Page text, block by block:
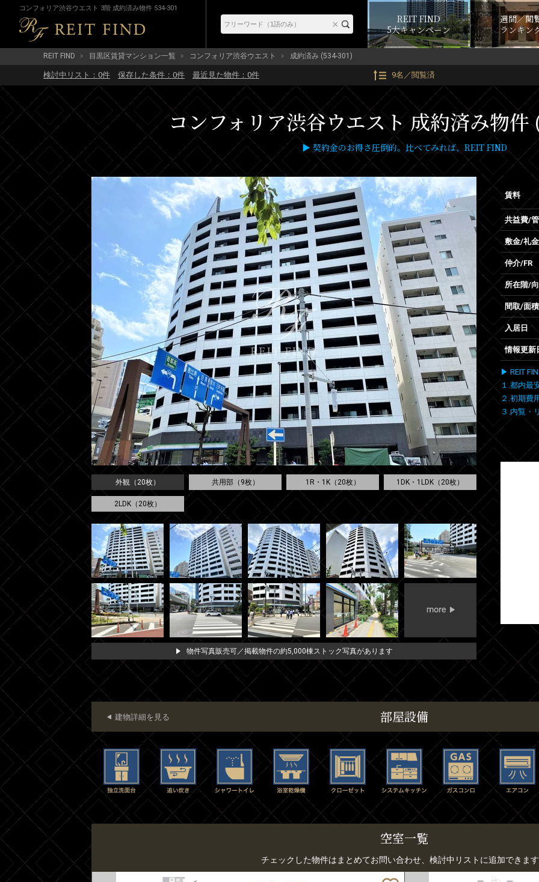
コンフォリア渋谷ウエスト 3階 成約済み物件 534-301
REIT FIND
5大キャンペーン
週間／閲
ランキン
REIT FIND 目黒区賃貸マンション一覧 コンフォリア渋谷ウエスト 成約済み (534-301)
検討中リスト： 0件 保存した条件： 0件 最近見た物件： 0件 9名／閲覧済
コンフォリア渋谷ウエスト 成約済み物
▶ 契約金のお得さ圧倒的。比べてみれば、REIT FIND
外観（20枚） 共用部（9枚） 1R・1K（20枚） 1DK・1LDK（20枚）
2LDK（20枚）
物件写真販売可／掲載物件の約5,000棟ストック写真があります
賃料
共益費/
敷金/礼金
仲介/FR
所在階/
間取/面積
入居日
情報更新
▶ REIT
１.都内最
２.初期費
３.内覧・
部屋設備
建物詳細を見る
空室一覧
チェックした物件はまとめてお問い合わせ、検討中リストに追加できま